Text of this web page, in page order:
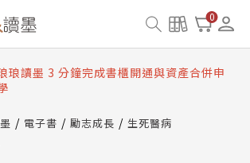
0
琅讀墨數位閱讀資產合併與書櫃開通申請
琅讀墨書櫃開通常見問題
琅讀墨 3 分鐘完成書櫃開通與資產合併申
琅讀墨數位閱讀資產合併與書櫃開通申請
電子書 勵志成長
生死醫病